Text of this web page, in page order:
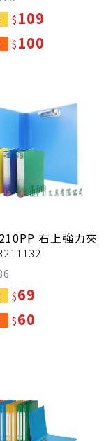
$109
$100
210PP 右上強力夾
$69
$60